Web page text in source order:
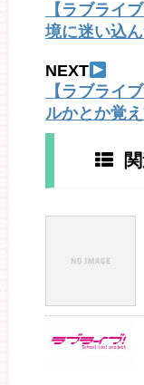
【ラブライ
境に迷い込
NEXT
【ラブライ
ルかとか覚